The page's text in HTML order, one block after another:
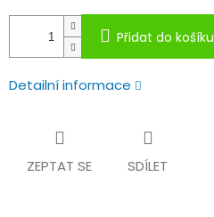
Přidat do košíku
Detailní informace
ZEPTAT SE SDÍLET